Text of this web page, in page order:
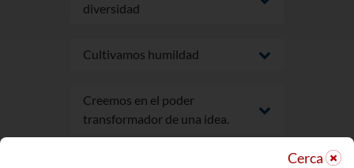
diversidad
Cultivamos humildad
Creemos en el poder
transformador de una idea.
Cerca